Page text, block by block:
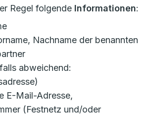
Regel folgende Informationen:
Nachname der benannten
abweichend:
E-Mail-Adresse,
(Festnetz und/oder